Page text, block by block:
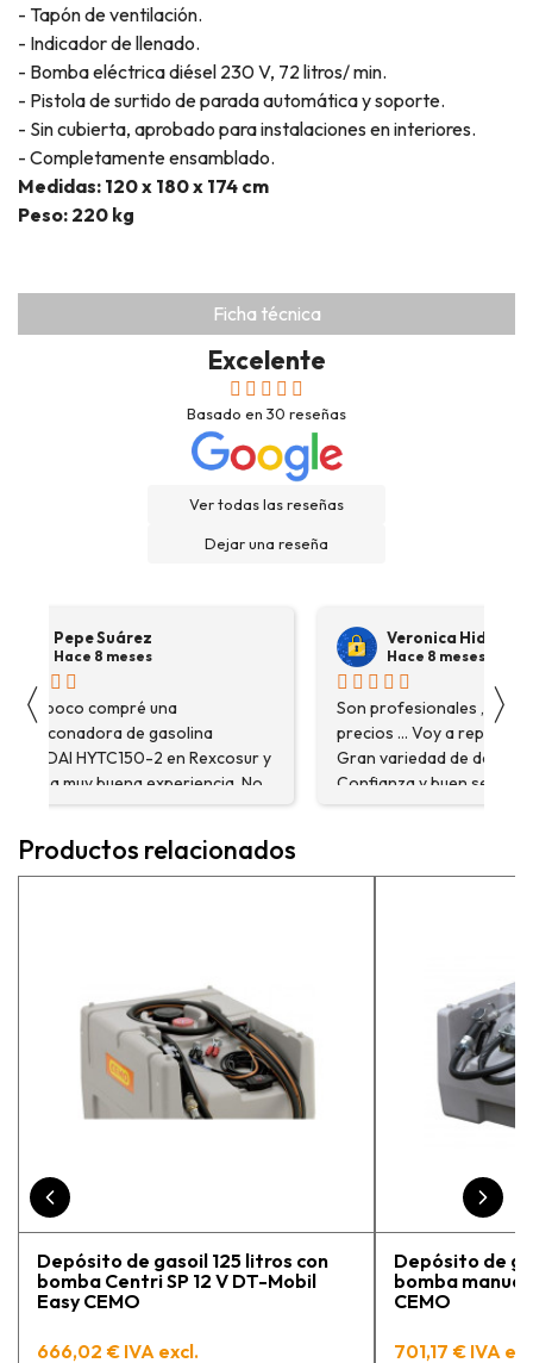
Ficha técnica
- Tapón de ventilación.
- Indicador de llenado.
- Bomba eléctrica diésel 230 V, 72 litros/ min.
- Pistola de surtido de parada automática y soporte.
- Sin cubierta, aprobado para instalaciones en interiores.
- Completamente ensamblado.
Medidas: 120 x 180 x 174 cm
Peso: 220 kg
Excelente
Basado en 30 reseñas
Ver todas las reseñas
Dejar una reseña
〈
Pepe Suárez
Hace 8 meses
Hace poco compré una
destoconadora de gasolina
HYUNDAI HYTC150-2 en Rexcosur y
fue una muy buena experiencia. No
solo me encontré el producto que
asesoraron y explicaron con
detalle para asegurarme de que
contactactanto me explicó todo￼
En general, la recomiendo, he
vuelto a comprar, tengo varios
pedidos en proceso y muy
Veronica Hidalgo
Hace 8 meses
Son profesionales ,
precios ... Voy a repetir
Gran variedad de
Confianza y buen servicio.
〉
Productos relacionados
Depósito de gasoil 125 litros con
bomba Centri SP 12 V DT-Mobil
Easy CEMO
666,02 € IVA excl.
Depósito de
bomba
CEMO
701,17 € IVA